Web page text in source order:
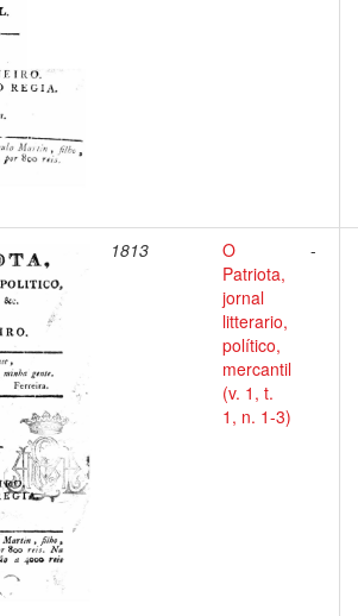
1813
O
Patriota,
jornal
litterario,
político,
mercantil
(v. 1, t.
1, n. 1-3)
-